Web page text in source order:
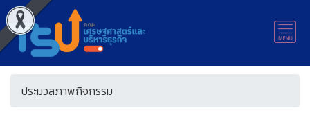
ประมวลภาพกิจกรรม